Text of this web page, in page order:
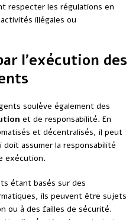
respecter les régulations en
illégales ou
l’exécution des
soulève également des
et de responsabilité. En
et décentralisés, il peut
assumer la responsabilité
exécution.
étant basés sur des
ils peuvent être sujets
ou à des failles de sécurité.